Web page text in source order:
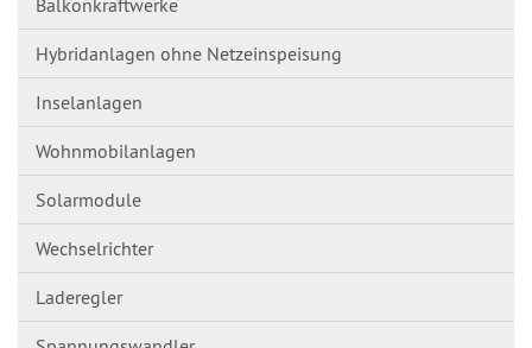
Balkonkraftwerke
Hybridanlagen ohne Netzeinspeisung
Inselanlagen
Wohnmobilanlagen
Solarmodule
Wechselrichter
Laderegler